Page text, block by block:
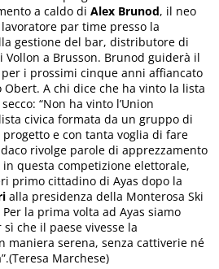
a caldo diAlex Brunod, il neo
par time presso la
gestione del bar, distributore di
Vollon a Brusson. Brunod guiderà il
per i prossimi cinque anni affiancato
A chi dice che ha vinto la lista
“Non ha vinto l’Union
civica formata da un gruppo di
e con tanta voglia di fare
rivolge parole di apprezzamento
in questa competizione elettorale,
primo cittadino di Ayas dopo la
alla presidenza della Monterosa Ski
la prima volta ad Ayas siamo
che il paese vivesse la
maniera serena, senza cattiverie né
Marchese)